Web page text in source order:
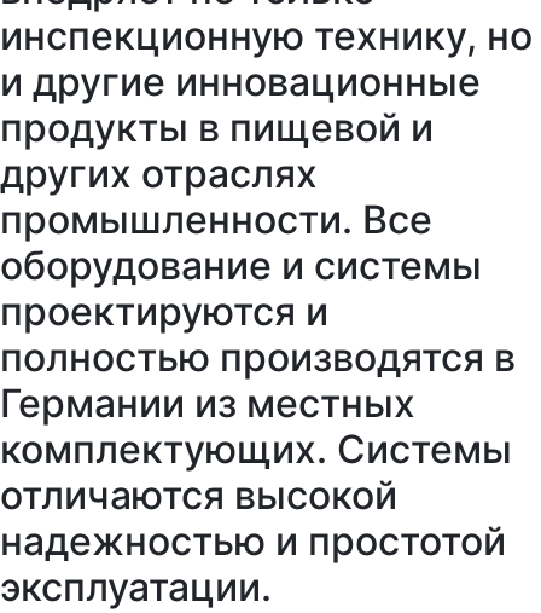
инспекционную технику, но
и другие инновационные
продукты в пищевой и
других отраслях
промышленности. Все
оборудование и системы
проектируются и
полностью производятся в
Германии из местных
комплектующих. Системы
отличаются высокой
надежностью и простотой
эксплуатации.